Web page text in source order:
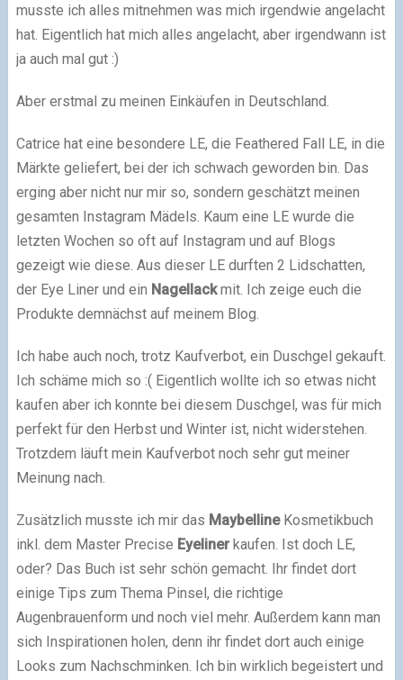
musste ich alles mitnehmen was mich irgendwie angelacht
hat. Eigentlich hat mich alles angelacht, aber irgendwann ist
ja auch mal gut :)
Aber erstmal zu meinen Einkäufen in Deutschland.
Catrice hat eine besondere LE, die Feathered Fall LE, in die
Märkte geliefert, bei der ich schwach geworden bin. Das
erging aber nicht nur mir so, sondern geschätzt meinen
gesamten Instagram Mädels. Kaum eine LE wurde die
letzten Wochen so oft auf Instagram und auf Blogs
gezeigt wie diese. Aus dieser LE durften 2 Lidschatten,
der Eye Liner und ein Nagellackmit. Ich zeige euch die
Produkte demnächst auf meinem Blog.
Ich habe auch noch, trotz Kaufverbot, ein Duschgel gekauft.
Ich schäme mich so :( Eigentlich wollte ich so etwas nicht
kaufen aber ich konnte bei diesem Duschgel, was für mich
perfekt für den Herbst und Winter ist, nicht widerstehen.
Trotzdem läuft mein Kaufverbot noch sehr gut meiner
Meinung nach.
Zusätzlich musste ich mir das MaybellineKosmetikbuch
inkl. dem Master Precise Eyelinerkaufen. Ist doch LE,
oder? Das Buch ist sehr schön gemacht. Ihr findet dort
einige Tips zum Thema Pinsel, die richtige
Augenbrauenform und noch viel mehr. Außerdem kann man
sich Inspirationen holen, denn ihr findet dort auch einige
Looks zum Nachschminken. Ich bin wirklich begeistert und